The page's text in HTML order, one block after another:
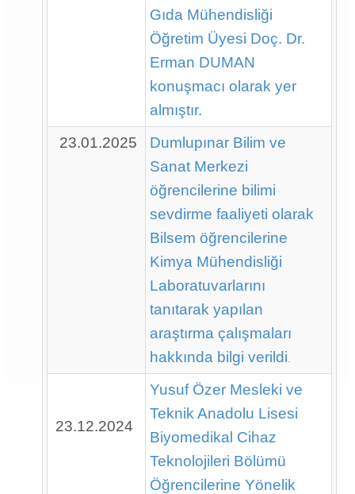
Gıda Mühendisliği
Öğretim Üyesi Doç. Dr.
Erman DUMAN
konuşmacı olarak yer
almıştır.
23.01.2025
Dumlupınar Bilim ve
Sanat Merkezi
öğrencilerine bilimi
sevdirme faaliyeti olarak
Bilsem öğrencilerine
Kimya Mühendisliği
Laboratuvarlarını
tanıtarak yapılan
araştırma çalışmaları
hakkında bilgi verildi
23.12.2024
Yusuf Özer Mesleki ve
Teknik Anadolu Lisesi
Biyomedikal Cihaz
Teknolojileri Bölümü
Öğrencilerine Yönelik